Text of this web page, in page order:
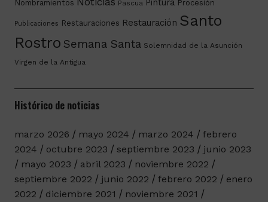
Nombramientos Pascua Pintura Procesión
Publicaciones Restauraciones Restauración Santo
Rostro Semana Santa Solemnidad de la Asunción
Virgen de la Antigua
Histórico de noticias
marzo 2026 mayo 2024 marzo 2024
febrero
2024
octubre 2023 septiembre 2023
junio 2023
mayo 2023
abril 2023
noviembre 2022
septiembre 2022
junio 2022 febrero 2022
enero
2022
diciembre 2021
noviembre 2021